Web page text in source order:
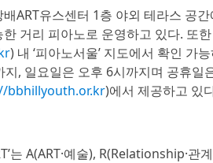
ART유스센터 1층 야외 테라스 공
거리 피아노로 운영하고 있다. 또
) 내 ‘피아노서울’ 지도에서 확인 가
, 일요일은 오후 6시까지며 공휴일
bbhillyouth.or.kr)에서 제공하고 있
는 A(ART·예술), R(Relationship·